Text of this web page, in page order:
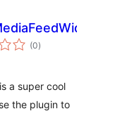
(0wszystkich
ocen
)
a super cool
the plugin to